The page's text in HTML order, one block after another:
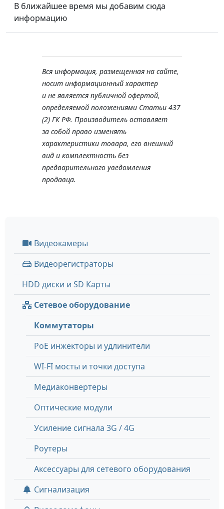
В ближайшее время мы добавим сюда
информацию
Вся информация, размещенная на сайте,
носит информационный характер
и не является публичной офертой,
определяемой положениями Статьи 437
(2) ГК РФ. Производитель оставляет
за собой право изменять
характеристики товара, его внешний
вид и комплектность без
предварительного уведомления
продавца.
Видеокамеры
Видеорегистраторы
HDD диски и SD Карты
Сетевое оборудование
Коммутаторы
PoE инжекторы и удлинители
WI-FI мосты и точки доступа
Медиаконвертеры
Оптические модули
Усиление сигнала 3G / 4G
Роутеры
Аксессуары для сетевого оборудования
Сигнализация